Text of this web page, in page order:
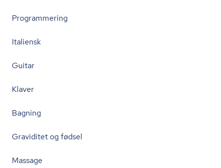
Programmering
Italiensk
Guitar
Klaver
Bagning
Graviditet og fødsel
Massage